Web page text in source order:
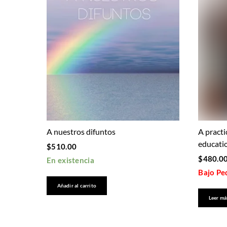
A nuestros difuntos
$510.00
En existencia
Añadir al carrito
A
$
Bajo
Leer